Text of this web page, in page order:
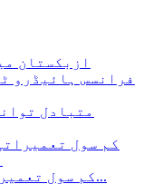
متبادل
کم سول تعمیراتی لاگت اعلی کارکردگی کم ہی...